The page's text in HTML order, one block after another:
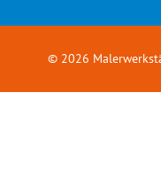
© 2026